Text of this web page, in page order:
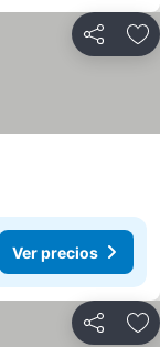
Compartir
Ver precios
Compartir